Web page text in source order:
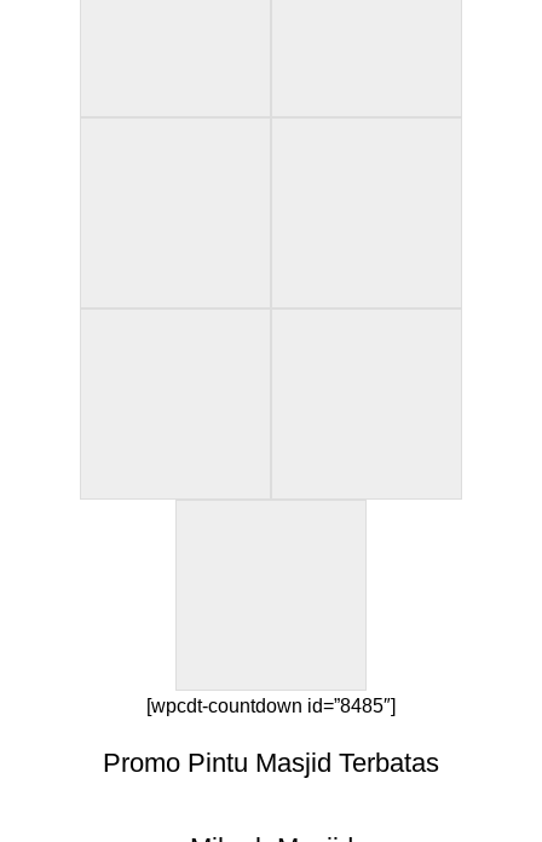
[wpcdt-countdown id=”8485″]
Promo Pintu Masjid Terbatas